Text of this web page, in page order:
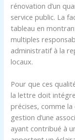
rénovation d’un
service public. La
tableau en
multiples
administratif à la
locaux.
Pour que ces
la lettre doit
précises, comme
gestion d’une
ayant contribué à